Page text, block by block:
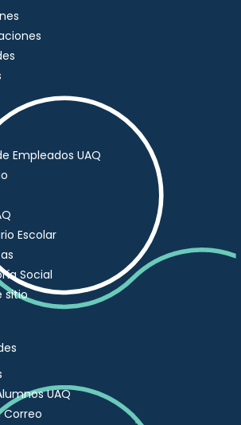
Empleados UAQ
Escolar
Social
sitio
UAQ
Correo